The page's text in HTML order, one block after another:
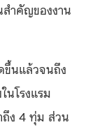
ำคัญของงาน
ขึ้นแล้วจนถึง
โรงแรม
ถึง 4 ทุ่ม ส่วน